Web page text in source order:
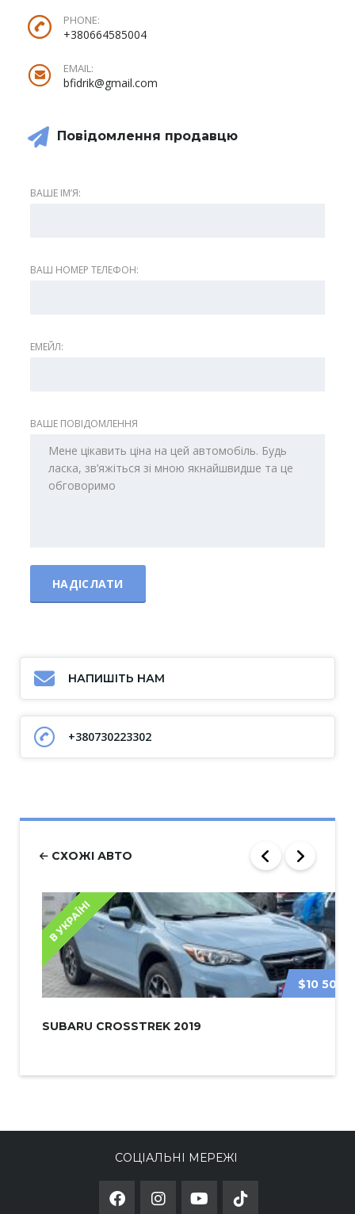
PHONE:
+380664585004
EMAIL:
bfidrik@gmail.com
Повідомлення продавцю
ВАШЕ ІМʼЯ:
ВАШ НОМЕР ТЕЛЕФОН:
ЕМЕЙЛ:
ВАШЕ ПОВІДОМЛЕННЯ
НАПИШІТЬ НАМ
+380730223302
СХОЖІ АВТО
В УКРАЇНІ
$10 500
SUBARU CROSSTREK 2019
СОЦІАЛЬНІ МЕРЕЖІ